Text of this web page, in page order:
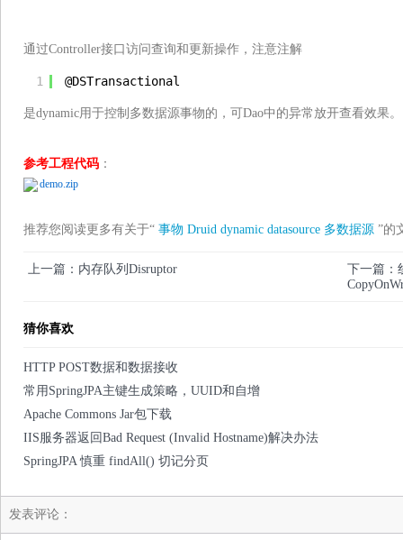
通过Controller接口访问查询和更新操作，注意注解
1 @DSTransactional
是dynamic用于控制多数据源事物的，可Dao中的异常放开查看效果。
参考工程代码 ：
demo.zip
推荐您阅读更多有关于“ 事物 Druid dynamic datasource 多数据源 ”的
上一篇：内存队列Disruptor
下一篇：
猜你喜欢
HTTP POST数据和数据接收
常用SpringJPA主键生成策略，UUID和自增
Apache Commons Jar包下载
IIS服务器返回Bad Request (Invalid Hostname)解决办法
SpringJPA 慎重 findAll() 切记分页
发表评论：